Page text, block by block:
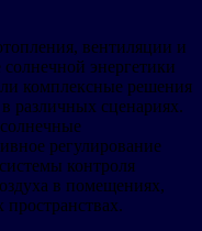
вентиляции и
энергетики
комплексные решения
различных сценариях.
регулирование
контроля
в помещениях,